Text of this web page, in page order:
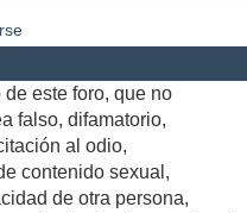
este foro, que no
falso, difamatorio,
al odio,
contenido sexual,
de otra persona,